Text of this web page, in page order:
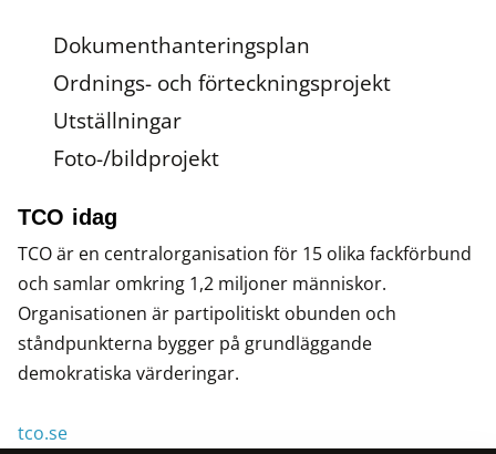
Dokumenthanteringsplan
Ordnings- och förteckningsprojekt
Utställningar
Foto-/bildprojekt
TCO idag
TCO är en centralorganisation för 15 olika fackförbund
och samlar omkring 1,2 miljoner människor.
Organisationen är partipolitiskt obunden och
ståndpunkterna bygger på grundläggande
demokratiska värderingar.
tco.se